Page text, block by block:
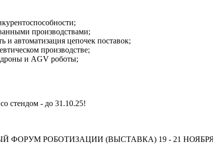
производствами;
и автоматизация цепочек поставок;
производстве;
дроны и AGV роботы;
стендом - до 31.10.25!
ФОРУМ РОБОТИЗАЦИИ (ВЫСТАВКА) 19 - 21